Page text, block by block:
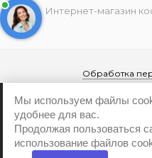
Интернет-магазин
Обработка
Мы используем файлы
удобнее для вас.
Продолжая пользоваться
использование файлов